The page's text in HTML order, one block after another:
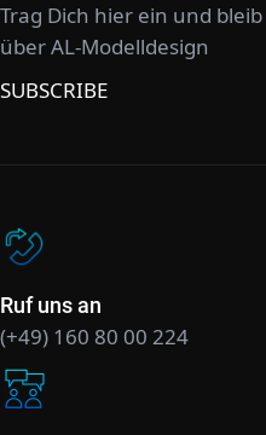
Trag Dich hier ein und
über AL-Modelldesign
SUBSCRIBE
Ruf uns an
(+49) 160 80 00 224